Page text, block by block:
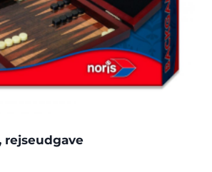
rejseudgave